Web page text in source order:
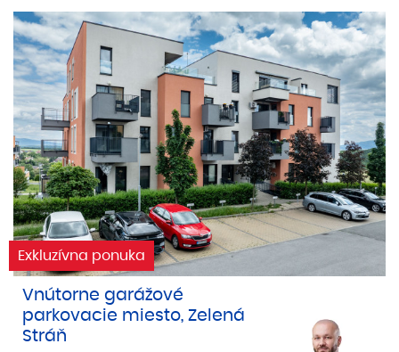
Exkluzívna ponuka
Vnútorne garážové
parkovacie miesto, Zelená
Stráň